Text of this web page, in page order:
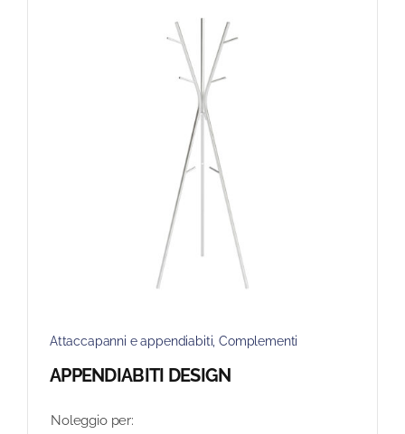
Attaccapanni e appendiabiti ,Complementi
APPENDIABITI DESIGN
Noleggio per: